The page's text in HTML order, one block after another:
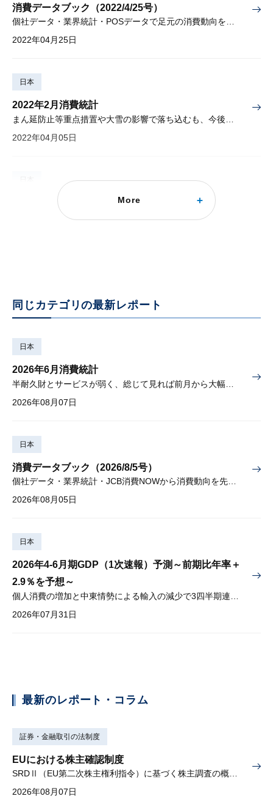
消費データブック（2022/4/25号）
個社データ・業界統計・POSデータで足元の消費動向を先取り
2022年04月25日
日本
2022年2月消費統計
2022年04月05日
消費データブック（2022/4/4号）
More
同じカテゴリの最新レポート
日本
2026年6月消費統計
2026年08月07日
日本
消費データブック（2026/8/5号）
個社データ・業界統計・JCB消費NOWから消費動向を先取り
2026年08月05日
日本
2026年4-6月期GDP（1次速報）予測～前期比年率＋
2.9％を予想～
2026年07月31日
最新のレポート・コラム
証券・金融取引の法制度
EUにおける株主確認制度
SRDⅡ（EU第二次株主権利指令）に基づく株主調査の概要と課題
2026年08月07日